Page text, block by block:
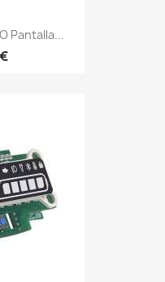
Pantalla...